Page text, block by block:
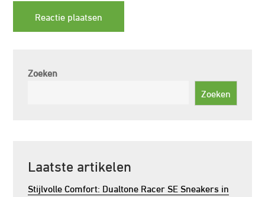
Zoeken
Zoeken
Laatste artikelen
Stijlvolle Comfort: Dualtone Racer SE Sneakers in